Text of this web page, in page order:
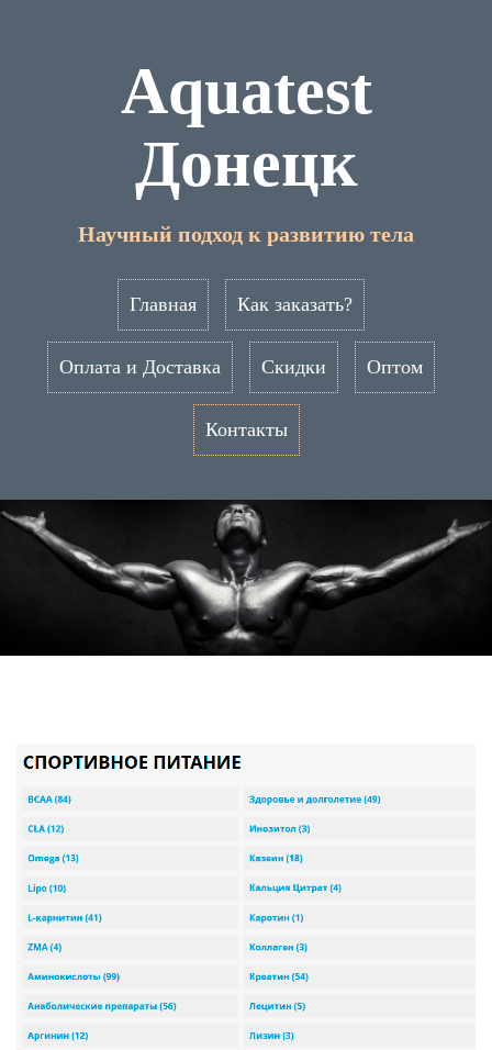
Aquatest
Донецк
Научный подход к развитию тела
Главная Как заказать?
Оплата и Доставка Скидки Оптом
Контакты